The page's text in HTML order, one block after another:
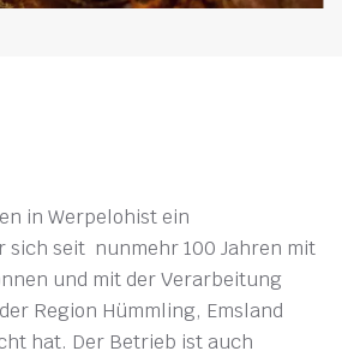
in Werpelohist ein
sich seit nunmehr 100 Jahren mit
und mit der Verarbeitung
Region Hümmling, Emsland
hat. Der Betrieb ist auch